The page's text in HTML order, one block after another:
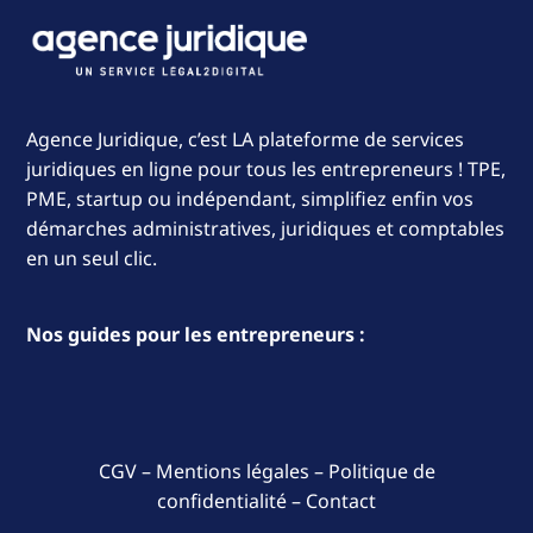
Agence Juridique, c’est LA plateforme de services
juridiques en ligne pour tous les entrepreneurs ! TPE,
PME, startup ou indépendant, simplifiez enfin vos
démarches administratives, juridiques et comptables
en un seul clic.
Nos guides pour les entrepreneurs :
CGV– Mentions légales – Politique de
confidentialité– Contact